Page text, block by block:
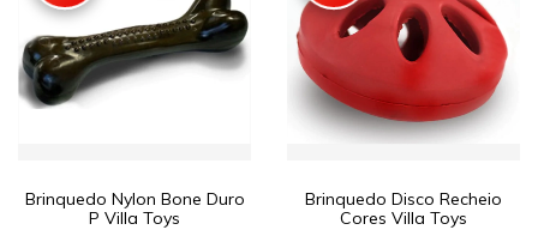
Brinquedo Nylon Bone Duro
P Villa Toys
Brinquedo Disco Recheio
Cores Villa Toys